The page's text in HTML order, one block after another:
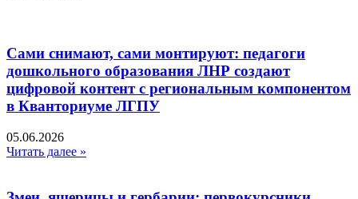
Сами снимают, сами монтируют: педагоги
дошкольного образования ЛНР создают
цифровой контент с региональным компонентом
в Кванториуме ЛГПУ​
05.06.2026
Читать далее »